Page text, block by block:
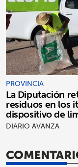
PROVINCIA
La Diputación
residuos en los
dispositivo de
DIARIO AVANZA